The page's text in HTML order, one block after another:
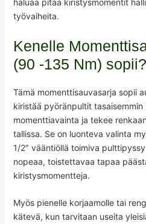
haluaa pitää kiristysmomentit
työvaiheita.
Kenelle
(90 -135 Nm) sopii?
Tämä momenttisauvasarja sopii
kiristää pyöränpultit tasaisemmin
momenttiavainta ja tekee
tallissa. Se on luonteva valinta
1/2″ vääntiöllä toimiva
nopeaa, toistettavaa tapaa
kiristysmomentteja.
Myös pienelle korjaamolle tai
kätevä, kun tarvitaan useita